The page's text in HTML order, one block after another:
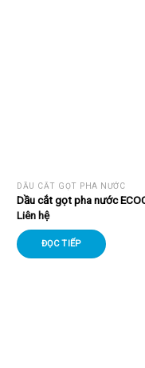
DẦU CẮT GỌT PHA NƯỚC
Dầu cắt gọt pha nước
Liên hệ
ĐỌC TIẾP